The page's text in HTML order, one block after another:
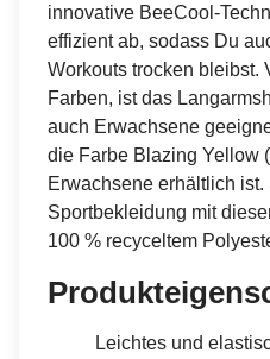
innovative BeeCool-
effizient ab, sodass Du
Workouts trocken bleibst.
Farben, ist das
auch Erwachsene
die Farbe Blazing Yellow
Erwachsene erhältlich
Sportbekleidung mit
100 % recyceltem
Leichtes und